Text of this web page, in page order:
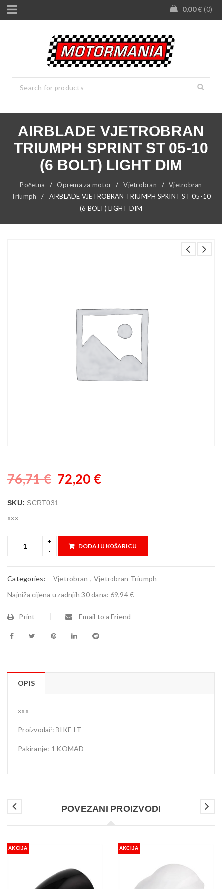
0,00€ 0
AIRBLADE VJETROBRAN
TRIUMPH SPRINT ST 05-10
(6 BOLT) LIGHT DIM
Početna / Oprema za motor / Vjetrobran /
Vjetrobran
Triumph
/
AIRBLADE VJETROBRAN TRIUMPH SPRINT ST 05-10
(6 BOLT) LIGHT DIM
76,71€ 72,20 €
SKU: SCRT031
xxx
DODAJ U KOŠARICU
Categories: Vjetrobran , Vjetrobran Triumph
Najniža cijena u zadnjih 30 dana: 69,94 €
Print Email to a Friend
OPIS
xxx
Proizvođač: BIKE IT
Pakiranje: 1 KOMAD
POVEZANI PROIZVODI
AKCIJA AKCIJA